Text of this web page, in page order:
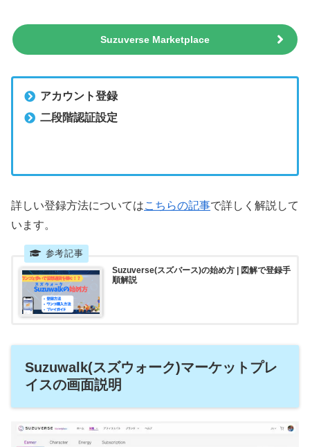
Suzuverse Marketplace
アカウント登録
二段階認証設定
詳しい登録方法についてはこちらの記事で詳しく解説して
います。
Suzuverse(スズバース)の始め方 | 図解で登録手
順解説
Suzuwalk(スズウォーク)マーケットプレ
イスの画面説明